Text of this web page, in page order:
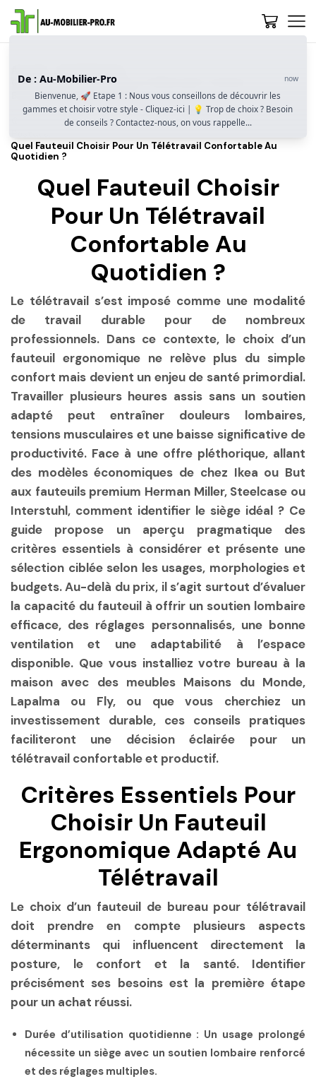
Quel Fauteuil Choisir Pour Le Télétravail ? Confort,
Ergonomie Et Adaptabilité
Quel Fauteuil Selon Votre Usage Du Télétravail ? Profil, Durée,
Quel Fauteuil Choisir Pour Un Télétravail Confortable Au
Quotidien ?
Quel Fauteuil Choisir
Pour Un Télétravail
Confortable Au
Quotidien ?
Le télétravail s’est imposé comme une modalité
de travail durable pour de nombreux
professionnels. Dans ce contexte, le choix d’un
fauteuil ergonomique ne relève plus du simple
confort mais devient un enjeu de santé primordial.
Travailler plusieurs heures assis sans un soutien
adapté peut entraîner douleurs lombaires,
tensions musculaires et une baisse significative de
productivité. Face à une offre pléthorique, allant
des modèles économiques de chez Ikea ou But
aux fauteuils premium Herman Miller, Steelcase ou
Interstuhl, comment identifier le siège idéal ? Ce
guide propose un aperçu pragmatique des
critères essentiels à considérer et présente une
sélection ciblée selon les usages, morphologies et
budgets. Au-delà du prix, il s’agit surtout d’évaluer
la capacité du fauteuil à offrir un soutien lombaire
efficace, des réglages personnalisés, une bonne
ventilation et une adaptabilité à l’espace
disponible. Que vous installiez votre bureau à la
maison avec des meubles Maisons du Monde,
Lapalma ou Fly, ou que vous cherchiez un
investissement durable, ces conseils pratiques
faciliteront une décision éclairée pour un
télétravail confortable et productif.
Critères Essentiels Pour
Choisir Un Fauteuil
Ergonomique Adapté Au
Télétravail
Le choix d’un fauteuil de bureau pour télétravail
doit prendre en compte plusieurs aspects
déterminants qui influencent directement la
posture, le confort et la santé. Identifier
précisément ses besoins est la première étape
pour un achat réussi.
Durée d’utilisation quotidienne : Un usage prolongé
nécessite un siège avec un soutien lombaire renforcé
et des réglages multiples.
De : Au-Mobilier-Pro now
Bienvenue, 🚀 Etape 1 : Nous vous conseillons de découvrir les
gammes et choisir votre style - Cliquez-ici | 💡 Trop de choix ? Besoin
de conseils ? Contactez-nous, on vous rappelle...